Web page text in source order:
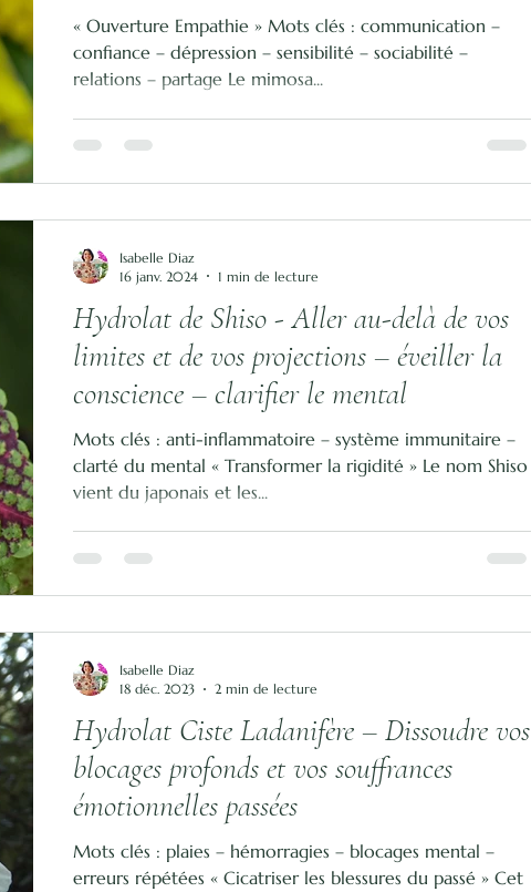
« Ouverture Empathie » Mots clés : communication –
confiance – dépression – sensibilité – sociabilité –
relations – partage Le mimosa...
Hydrolat de Shiso - Aller au-delà de vos
limites et de vos projections – éveiller la
conscience – clarifier le mental
Mots clés : anti-inflammatoire – système immunitaire –
clarté du mental « Transformer la rigidité » Le nom Shiso
vient du japonais et les...
Isabelle Diaz
16 janv. 2024
1 min de lecture
Hydrolat Ciste Ladanifère – Dissoudre vos
blocages profonds et vos souffrances
émotionnelles passées
Mots clés : plaies – hémorragies – blocages mental –
erreurs répétées « Cicatriser les blessures du passé » Cet
Isabelle Diaz
18 déc. 2023
2 min de lecture